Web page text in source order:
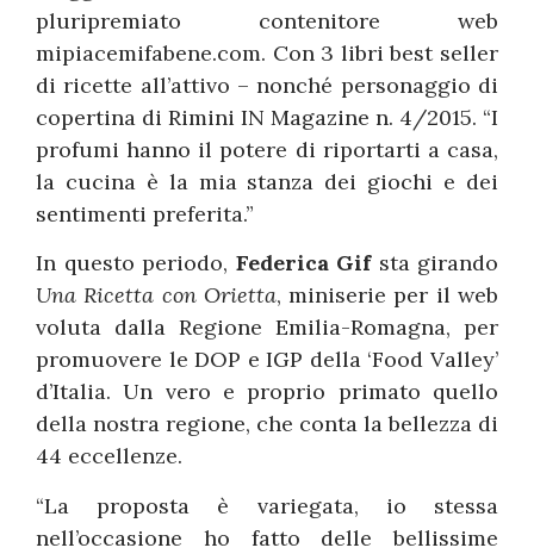
pluripremiato contenitore web
mipiacemifabene.com. Con 3 libri best seller
di ricette all’attivo – nonché personaggio di
copertina di Rimini IN Magazine n. 4/2015. “I
profumi hanno il potere di riportarti a casa,
la cucina è la mia stanza dei giochi e dei
sentimenti preferita.”
In questo periodo, Federica Gifsta girando
Una Ricetta con Orietta, miniserie per il web
voluta dalla Regione Emilia-Romagna, per
promuovere le DOP e IGP della ‘Food Valley’
d’Italia. Un vero e proprio primato quello
della nostra regione, che conta la bellezza di
44 eccellenze.
“La proposta è variegata, io stessa
nell’occasione ho fatto delle bellissime